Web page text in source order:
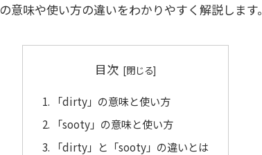
意味や使い方の違いをわかりやすく解説します。
目次
「dirty」の意味と使い方
「sooty」の意味と使い方
「dirty」と「sooty」の違いとは